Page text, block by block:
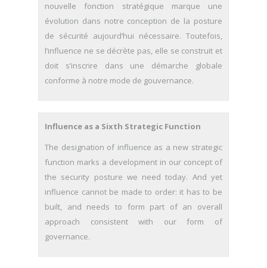
nouvelle fonction stratégique marque une
évolution dans notre conception de la posture
de sécurité aujourd’hui nécessaire. Toutefois,
l’influence ne se décrète pas, elle se construit et
doit s’inscrire dans une démarche globale
conforme à notre mode de gouvernance.
Influence as a Sixth Strategic Function
The designation of influence as a new strategic
function marks a development in our concept of
the security posture we need today. And yet
influence cannot be made to order: it has to be
built, and needs to form part of an overall
approach consistent with our form of
governance.